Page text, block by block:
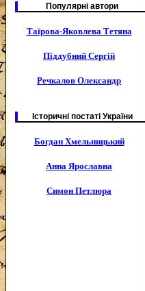
Популярні автори
Таїрова-Яковлева Тетяна
Піддубний Сергій
Речкалов Олександр
Історичні постаті України
Богдан Хмельницький
Анна Ярославна
Симон Петлюра